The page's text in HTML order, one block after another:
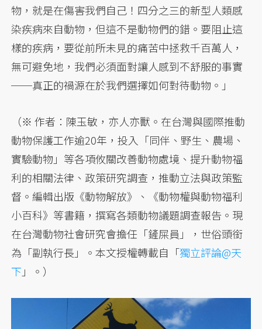
物，就是在傷害我們自己！四分之三的新型人類感
染疾病來自動物，但這不是動物們的錯。要阻止這
樣的疾病，要從前所未見的痛苦中拯救千百萬人，
無可避免地，我們必須面對讓人感到不舒服的事實
──真正的禍源在於我們選擇如何對待動物。」
（※ 作者：陳玉敏，亦人亦獸。在台灣與國際推動
動物保護工作逾20年，投入「同伴、野生、農場、
實驗動物」等各項攸關改善動物處境、提升動物福
利的相關法律、政策研究調查，推動立法與政策監
督。編輯出版《動物解放》、《動物權與動物福利
小百科》等書籍，撰寫各類動物議題調查報告。現
在台灣動物社會研究會擔任「鏟屎員」，世俗頭銜
為「副執行長」。本文授權轉載自「獨立評論@天
下 」。）